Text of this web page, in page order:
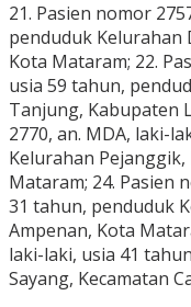
21. Pasien nomor
penduduk Kelurahan
Kota Mataram; 22.
usia 59 tahun,
Tanjung, Kabupaten
2770, an. MDA, laki-
Kelurahan
Mataram; 24. Pasien
31 tahun, penduduk
Ampenan, Kota
laki-laki, usia 41
Sayang, Kecamatan